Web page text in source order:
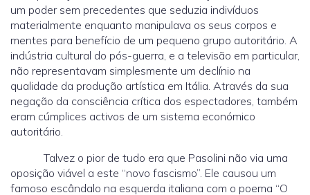
um poder sem precedentes que seduzia indivíduos
materialmente enquanto manipulava os seus corpos e
mentes para benefício de um pequeno grupo autoritário. A
indústria cultural do pós-guerra, e a televisão em particular,
não representavam simplesmente um declínio na
qualidade da produção artística em Itália. Através da sua
negação da consciência crítica dos espectadores, também
eram cúmplices activos de um sistema económico
autoritário.
Talvez o pior de tudo era que Pasolini não via uma
oposição viável a este “novo fascismo”. Ele causou um
famoso escândalo na esquerda italiana com o poema “O